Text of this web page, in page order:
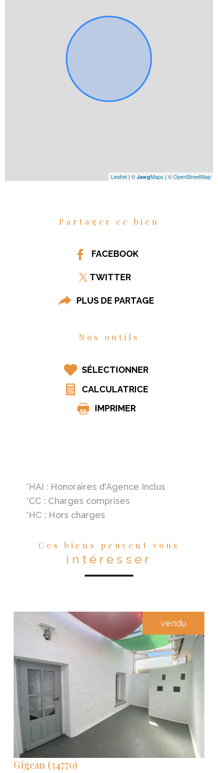
Leaflet | © JawgMaps | © OpenStreetMap
Partager ce bien
FACEBOOK
TWITTER
PLUS DE PARTAGE
Nos outils
SÉLECTIONNER
CALCULATRICE
IMPRIMER
*HAI : Honoraires d'Agence Inclus
*CC : Charges comprises
*HC : Hors charges
Ces biens peuvent vous
intéresser
vendu
VOIR LE BIEN
Gigean (34770)